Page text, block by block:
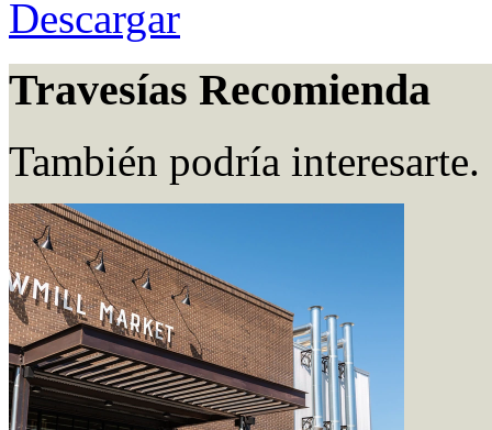
Descargar
Travesías Recomienda
También podría interesarte.